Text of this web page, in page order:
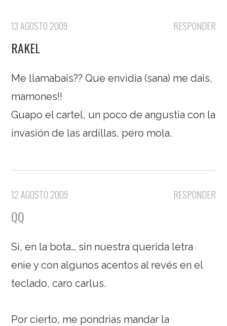
RESPONDER
13 AGOSTO 2009
RAKEL
Me llamabais?? Que envidia (sana) me dais,
mamones!!
Guapo el cartel, un poco de angustia con la
invasión de las ardillas, pero mola.
RESPONDER
12 AGOSTO 2009
QQ
Sì, en la bota… sin nuestra querida letra
enie y con algunos acentos al revés en el
teclado, caro carlus.
Por cierto, me pondrìas mandar la